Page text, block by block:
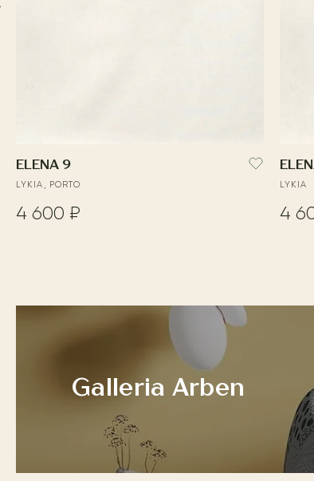
ELENA 9
LYKIA, PORTO
4 600 ₽
LYKIA
4
Galleria Arben